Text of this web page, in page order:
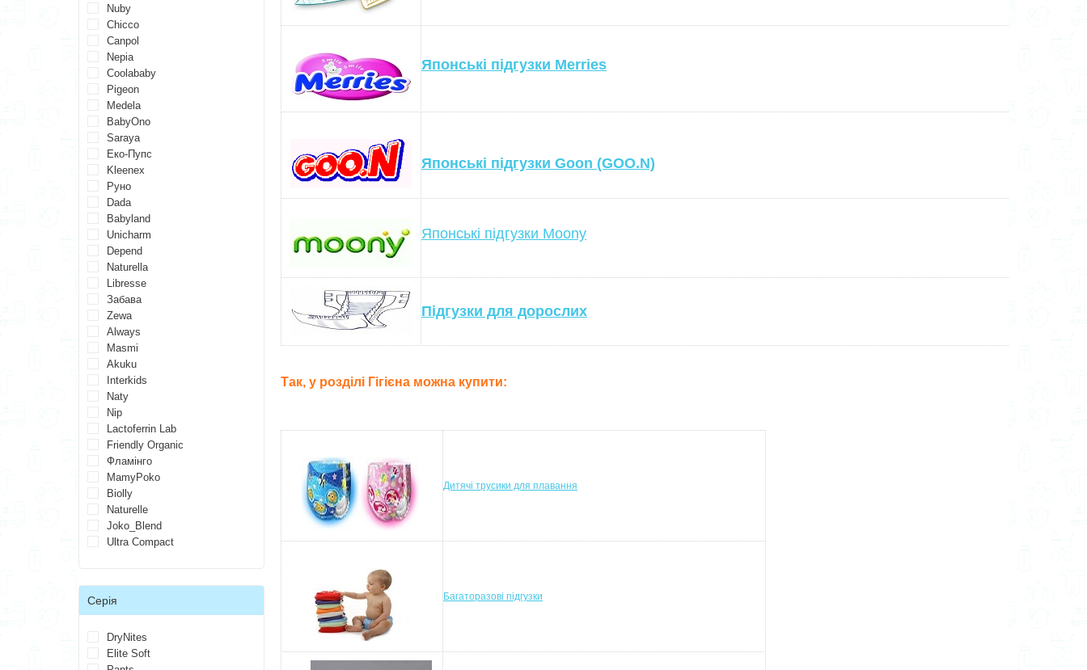
Nuby
Chicco
Canpol
Nepia
Coolababy
Pigeon
Medela
BabyOno
Saraya
Еко-Пупс
Kleenex
Руно
Dada
Babyland
Unicharm
Depend
Naturella
Libresse
Забава
Zewa
Always
Masmi
Akuku
Interkids
Naty
Nip
Lactoferrin Lab
Friendly Organic
Фламінго
MamyPoko
Biolly
Naturelle
Joko_Blend
Ultra Compact
Серія
DryNites
Elite Soft
Японські підгузки Merries
Японські підгузки Goon (GOO.N)
Японські підгузки Moony
Підгузки для дорослих
Так, у розділі Гігієна можна купити:
Дитячі трусики для плавання
Багаторазові підгузки